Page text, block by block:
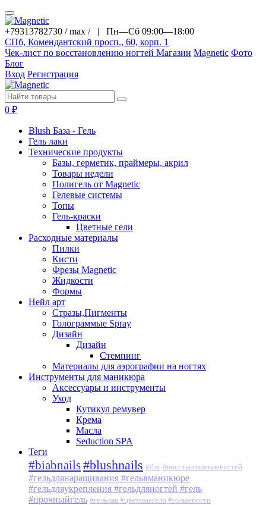
+79313782730 / max / | Пн—Сб 09:00—18:00
СПб, Комендантский просп., 60, корп. 1
Чек-лист по восстановлению ногтей Магазин Magnetic Фото
Блог
Вход Регистрация
0 ₽
Blush База - Гель
Гель лаки
Технические продукты
Базы, герметик, праймеры, акрил
Товары недели
Полигель от Magnetic
Гелевые системы
Топы
Гель-краски
Цветные гели
Расходные материалы
Пилки
Кисти
Фрезы Magnetic
Жидкости
Формы
Нейл арт
Стразы,Пигменты
Голограммые Spray
Дизайн
Дизайн
Стемпинг
Материалы для аэрографии на ногтях
Инструменты для маникюра
Аксессуары и инструменты
Уход
Кутикул ремувер
Крема
Масла
Seduction SPA
Теги
#biabnails#blushnails #ibx #восстановлениеногтей
#гельдлянаращивания #гельвманикюре
#гельдляукрепления #гельдляногтей #гель
#прочныйгель #гельлак #цветныегели #голыеногти